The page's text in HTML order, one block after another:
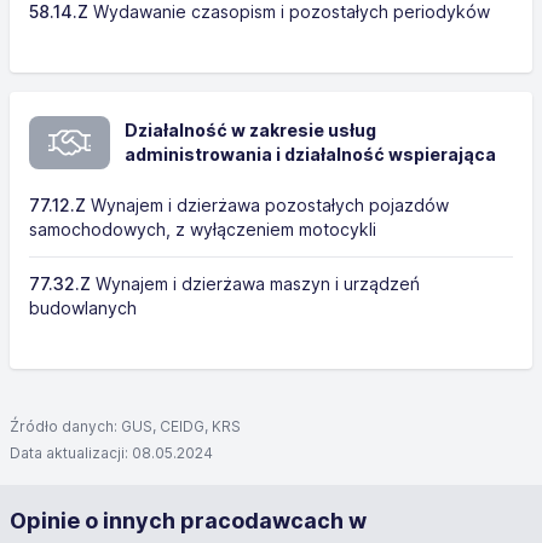
58.14.Z Wydawanie czasopism i pozostałych periodyków
Działalność w zakresie usług
administrowania i działalność wspierająca
77.12.Z Wynajem i dzierżawa pozostałych pojazdów
samochodowych, z wyłączeniem motocykli
77.32.Z Wynajem i dzierżawa maszyn i urządzeń
budowlanych
Źródło danych: GUS, CEIDG, KRS
Data aktualizacji: 08.05.2024
Opinie o innych pracodawcach w